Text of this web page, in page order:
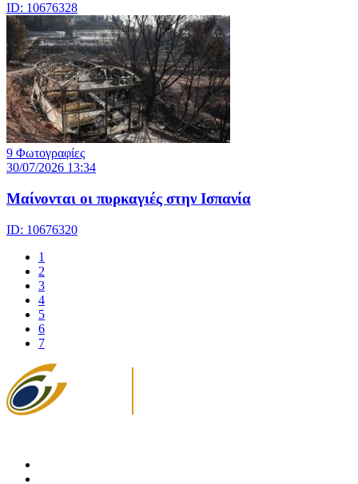
ID: 10676328
9 Φωτογραφίες
30/07/2026 13:34
Μαίνονται οι πυρκαγιές στην Ισπανία
ID: 10676320
1
2
3
4
5
6
7